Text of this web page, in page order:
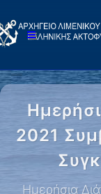
2021
Ημερήσια